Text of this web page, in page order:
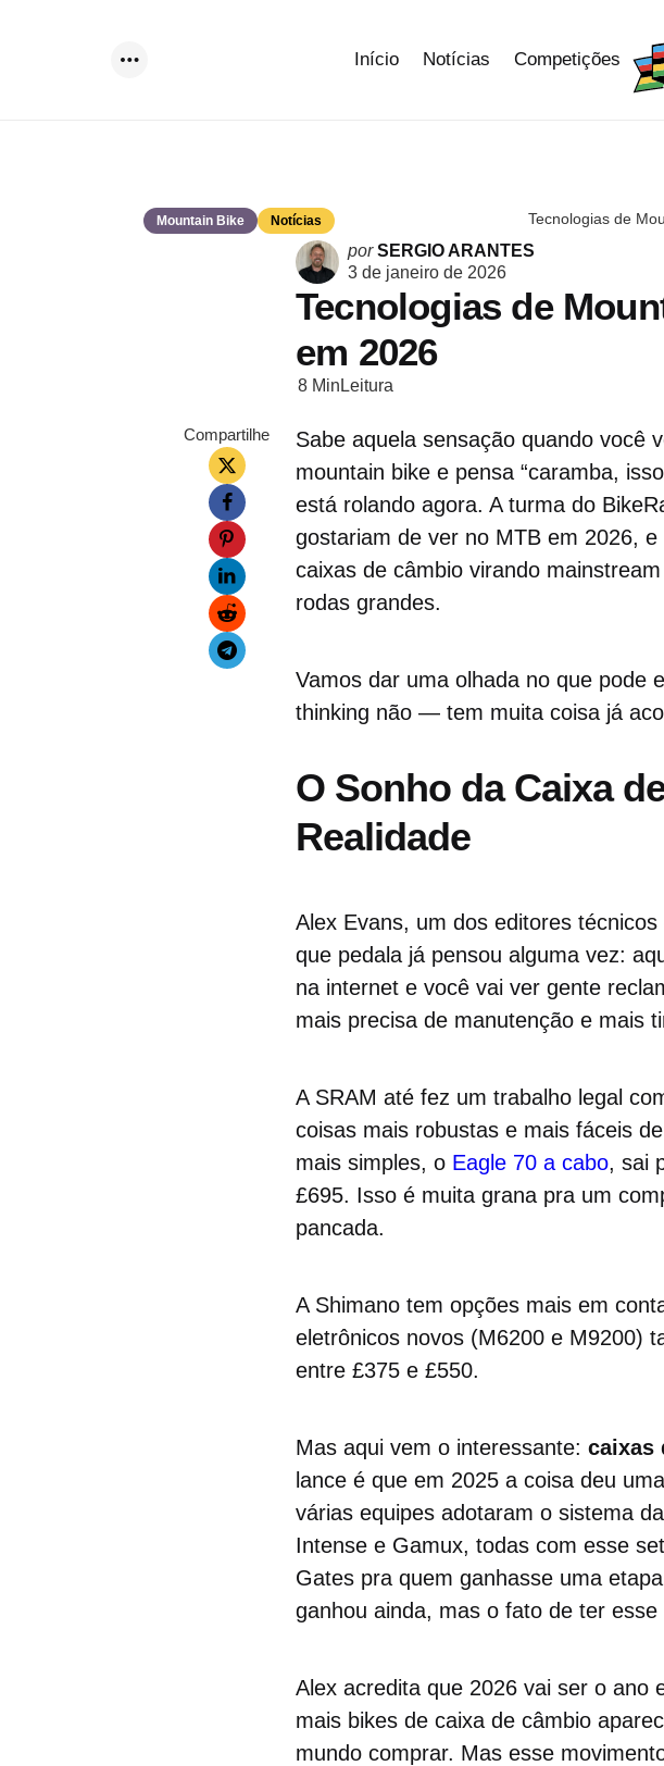
Início Notícias Competições
Mountain Bike Notícias Tecnologias de
Postado
por
porSERGIO ARANTES
3 de janeiro de 2026
Tecnologias de
em 2026
8 Min Leitura
Compartilhe
Sabe aquela sensação quando você
mountain bike e pensa “caramba,
está rolando agora. A turma do
gostariam de ver no MTB em 2026,
caixas de câmbio virando
rodas grandes.
Vamos dar uma olhada no que pode
thinking não — tem muita coisa já
O Sonho da Caixa
Realidade
Alex Evans, um dos editores
que pedala já pensou alguma vez:
na internet e você vai ver gente
mais precisa de manutenção e mais
A SRAM até fez um trabalho legal
coisas mais robustas e mais fáceis
mais simples, o Eagle 70 a cabo, sai
£695. Isso é muita grana pra um
pancada.
A Shimano tem opções mais em
eletrônicos novos (M6200 e M9200)
entre £375 e £550.
Mas aqui vem o interessante: caixas
lance é que em 2025 a coisa deu
várias equipes adotaram o sistema da
Intense e Gamux, todas com esse
Gates pra quem ganhasse uma
ganhou ainda, mas o fato de ter
Alex acredita que 2026 vai ser o ano
mais bikes de caixa de câmbio
mundo comprar. Mas esse